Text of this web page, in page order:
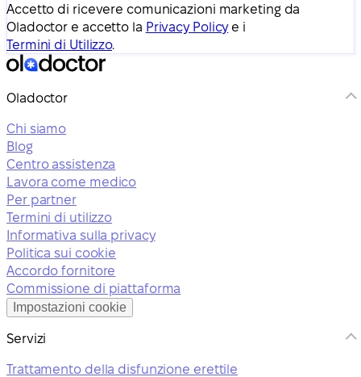
Accetto di ricevere comunicazioni marketing da
Oladoctor e accetto la Privacy Policye i
Termini di Utilizzo.
Oladoctor
Chi siamo
Blog
Centro assistenza
Lavora come medico
Per partner
Termini di utilizzo
Informativa sulla privacy
Politica sui cookie
Accordo fornitore
Commissione di piattaforma
Impostazioni cookie
Servizi
Trattamento della disfunzione erettile